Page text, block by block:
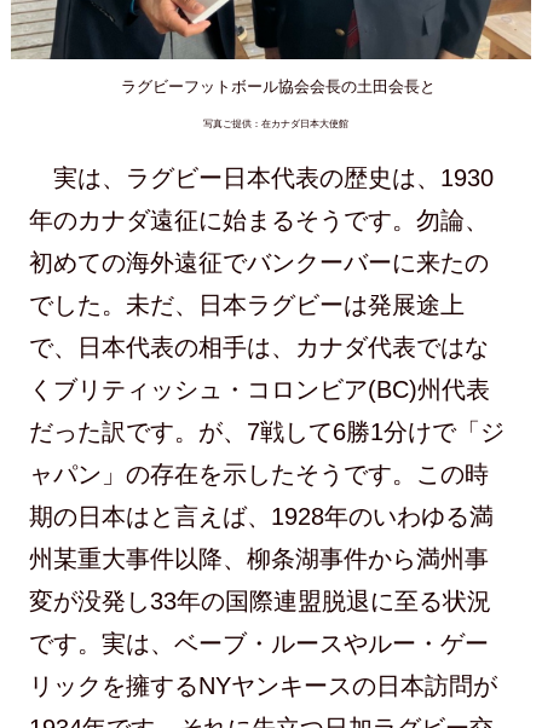
ラグビーフットボール協会会長の土田会長と
写真ご提供：在カナダ日本大使館
実は、ラグビー日本代表の歴史は、1930
年のカナダ遠征に始まるそうです。勿論、
初めての海外遠征でバンクーバーに来たの
でした。未だ、日本ラグビーは発展途上
で、日本代表の相手は、カナダ代表ではな
くブリティッシュ・コロンビア(BC)州代表
だった訳です。が、7戦して6勝1分けで「ジ
ャパン」の存在を示したそうです。この時
期の日本はと言えば、1928年のいわゆる満
州某重大事件以降、柳条湖事件から満州事
変が没発し33年の国際連盟脱退に至る状況
です。実は、ベーブ・ルースやルー・ゲー
リックを擁するNYヤンキースの日本訪問が